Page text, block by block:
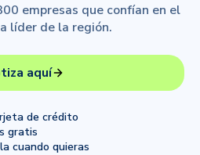
empresas que confían en el
líder de la región.
aquí
de crédito
gratis
cuando quieras